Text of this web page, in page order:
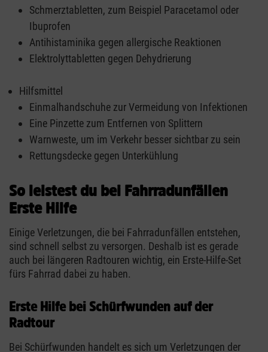
Schmerztabletten, zum Beispiel Paracetamol oder
Ibuprofen
Antihistaminika gegen allergische Reaktionen
Elektrolyttabletten gegen Dehydrierung
Hilfsmittel
Einmalhandschuhe zur Vermeidung von Infektionen
Eine Pinzette zum Entfernen von Splittern
Warnweste, um im Verkehr besser sichtbar zu sein
Rettungsdecke gegen Unterkühlung
So leistest du bei Fahrradunfällen
Erste Hilfe
Einige Verletzungen, die bei Fahrradunfällen entstehen,
sind schnell selbst zu versorgen. Deshalb ist es gerade
auch bei längeren Radtouren wichtig, ein Erste-Hilfe-Set
fürs Fahrrad dabei zu haben.
Erste Hilfe bei Schürfwunden auf der
Radtour
Bei Schürfwunden handelt es sich um Verletzungen der